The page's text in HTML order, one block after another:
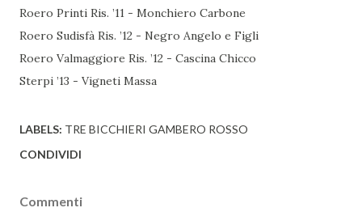
Roero Printi Ris. ’11 - Monchiero Carbone
Roero Sudisfà Ris. ’12 - Negro Angelo e Figli
Roero Valmaggiore Ris. ’12 - Cascina Chicco
Sterpi ’13 - Vigneti Massa
LABELS: TRE BICCHIERI GAMBERO ROSSO
CONDIVIDI
Commenti